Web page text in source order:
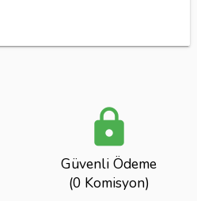
lock
Güvenli Ödeme
(0 Komisyon)